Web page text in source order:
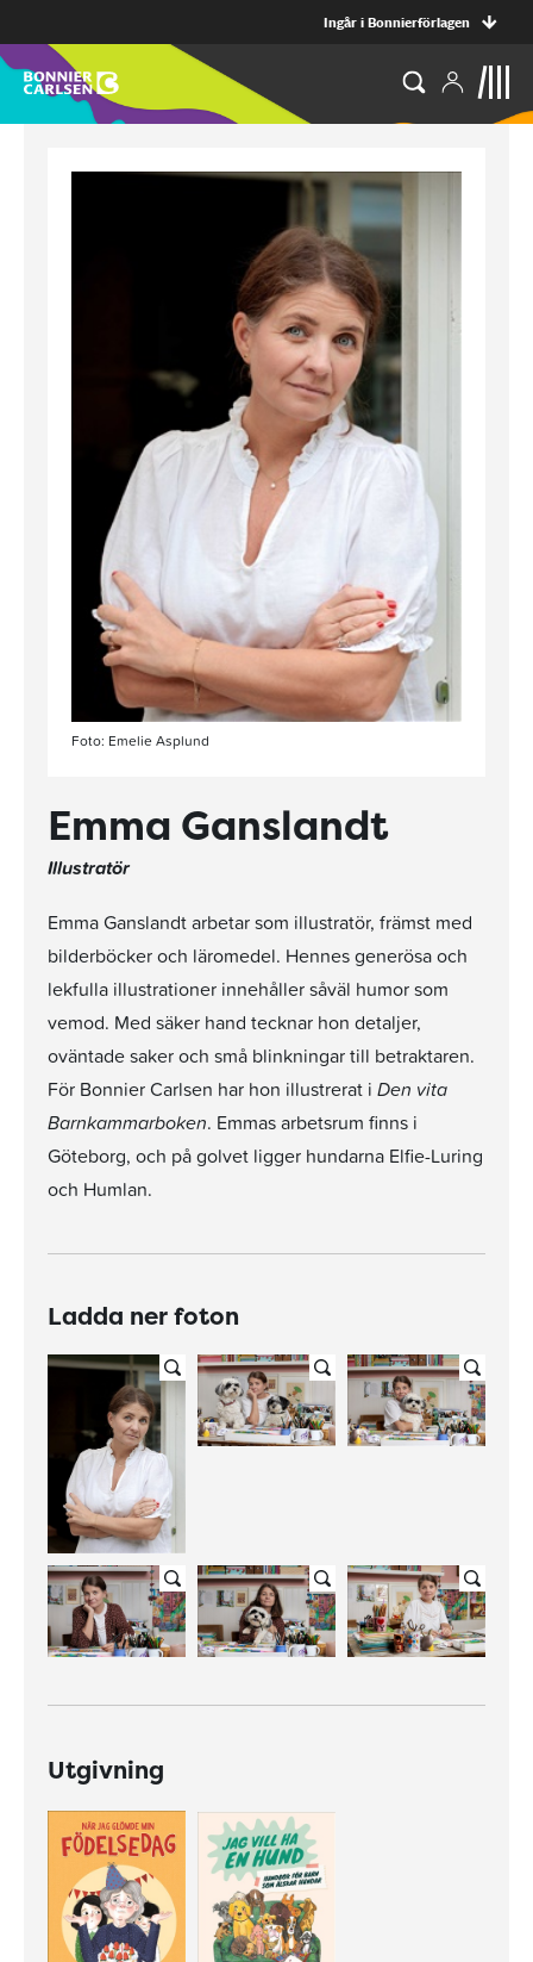
Ingår i Bonnierförlagen
Foto: Emelie Asplund
Emma Ganslandt
Illustratör
Emma Ganslandt arbetar som illustratör, främst med
bilderböcker och läromedel. Hennes generösa och
lekfulla illustrationer innehåller såväl humor som
vemod. Med säker hand tecknar hon detaljer,
oväntade saker och små blinkningar till betraktaren.
För Bonnier Carlsen har hon illustrerat i Den vita
Barnkammarboken. Emmas arbetsrum finns i
Göteborg, och på golvet ligger hundarna Elfie-Luring
och Humlan.
Ladda ner foton
Utgivning